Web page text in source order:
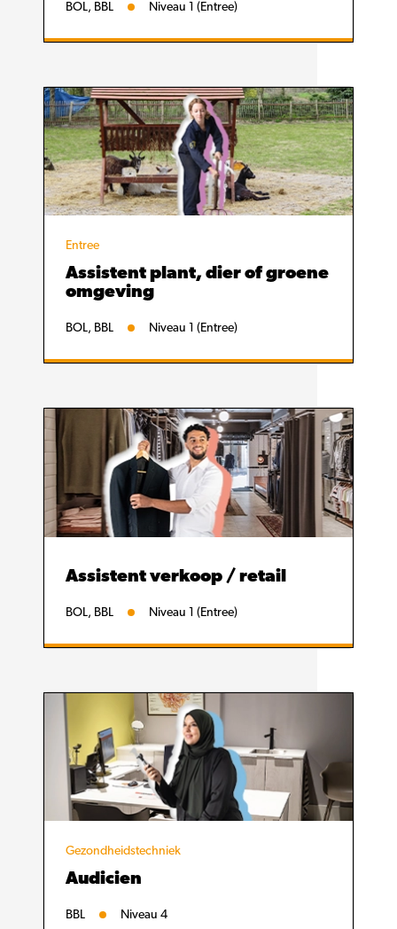
BOL, BBL Niveau 1 (Entree)
Entree
Assistent plant, dier of groene
omgeving
BOL, BBL Niveau 1 (Entree)
Assistent verkoop / retail
BOL, BBL Niveau 1 (Entree)
Gezondheidstechniek
Audicien
BBL Niveau 4